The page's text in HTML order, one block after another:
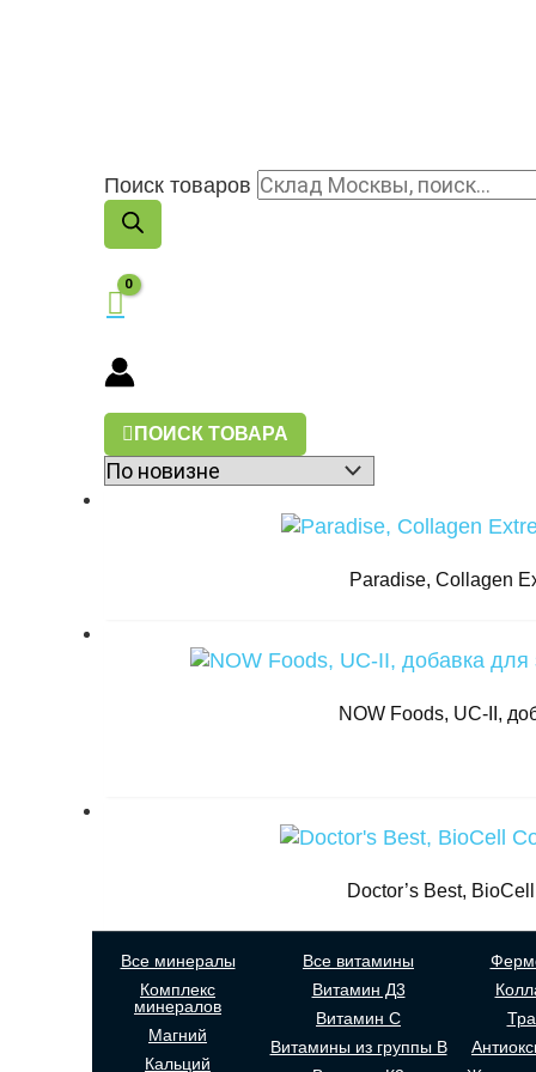
Поиск товаров
ПОИСК ТОВАРА
Paradise, Collagen
NOW Foods, UC-II,
Doctor’s Best,
Все минералы
Комплекс
минералов
Магний
Кальций
Все витамины
Витамин Д3
Витамин С
Витамины из группы В